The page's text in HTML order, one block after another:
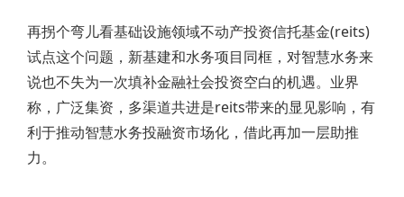
再拐个弯儿看基础设施领域不动产投资信托基金(reits)
试点这个问题，新基建和水务项目同框，对智慧水务来
说也不失为一次填补金融社会投资空白的机遇。业界
称，广泛集资，多渠道共进是reits带来的显见影响，有
利于推动智慧水务投融资市场化，借此再加一层助推
力。